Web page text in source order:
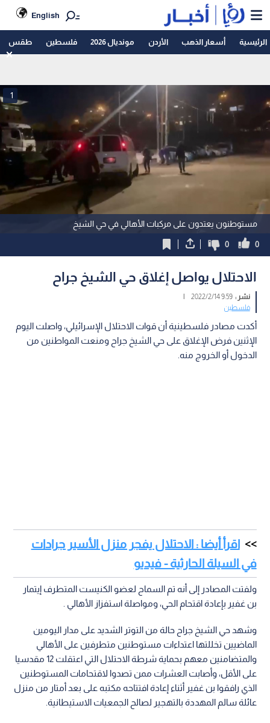
English
الرئيسية أسعار الذهب الأردن مونديال 2026 فلسطين طقس
مستوطنون يعتدون على مركبات الأهالي في حي الشيخ
1
0
0
الاحتلال يواصل إغلاق حي الشيخ جراح
نشر :9:59 2022/2/14
|
فلسطين
أكدت مصادر فلسطينية أن قوات الاحتلال الإسرائيلي، واصلت اليوم
الإثنين فرض الإغلاق على حي الشيخ جراح ومنعت المواطنين من
الدخول أو الخروج منه.
اقرأ أيضا : الاحتلال يفجر منزل الأسير جرادات
في السيلة الحارثية - فيديو
ولفتت المصادر إلى أنه تم السماح لعضو الكنيست المتطرف إيتمار
بن غفير بإعادة اقتحام الحي، ومواصلة استفزاز الأهالي .
وشهد حي الشيخ جراح حالة من التوتر الشديد على مدار اليومين
الماضيين تخللتها اعتداءات مستوطنين متطرفين على الأهالي
والمتضامنين معهم بحماية شرطة الاحتلال التي اعتقلت 12 مقدسيا
على الأقل، وأصابت العشرات ممن تصدوا لاقتحامات المستوطنين
الذي رافقوا بن غفير أثناء إعادة افتتاحه مكتبه على بعد أمتار من منزل
عائلة سالم المهددة بالتهجير لصالح الجمعيات الاستيطانية.